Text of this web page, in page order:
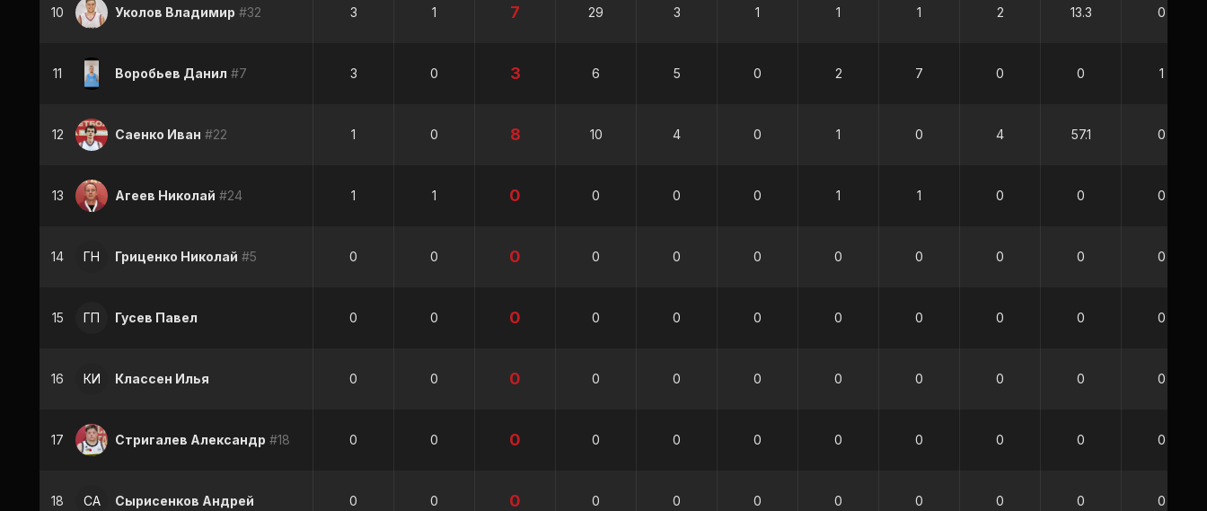
10 Уколов Владимир #32 3 1 7 29 3 1 1 1 2 13.3 0
11 Воробьев Данил #7 3 0 3 6 5 0 2 7 0 0 1
12 Саенко Иван #22 1 0 8 10 4 0 1 0 4 57.1 0
13 Агеев Николай #24 1 1 0 0 0 0 1 1 0 0 0
14 ГН Гриценко Николай #5 0 0 0 0 0 0 0 0 0 0 0
15 ГП Гусев Павел 0 0 0 0 0 0 0 0 0 0 0
16 КИ Классен Илья 0 0 0 0 0 0 0 0 0 0 0
17 Стригалев Александр #18 0 0 0 0 0 0 0 0 0 0 0
18 СА Сырисенков Андрей 0 0 0 0 0 0 0 0 0 0 0